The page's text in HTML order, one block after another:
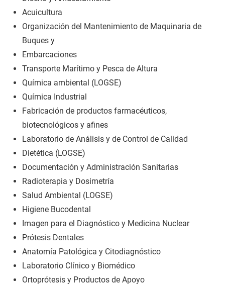
Acuicultura
Organización del Mantenimiento de Maquinaria de
Buques y
Embarcaciones
Transporte Marítimo y Pesca de Altura
Química ambiental (LOGSE)
Química Industrial
Fabricación de productos farmacéuticos,
biotecnológicos y afines
Laboratorio de Análisis y de Control de Calidad
Dietética (LOGSE)
Documentación y Administración Sanitarias
Radioterapia y Dosimetría
Salud Ambiental (LOGSE)
Higiene Bucodental
Imagen para el Diagnóstico y Medicina Nuclear
Prótesis Dentales
Anatomía Patológica y Citodiagnóstico
Laboratorio Clínico y Biomédico
Ortoprótesis y Productos de Apoyo